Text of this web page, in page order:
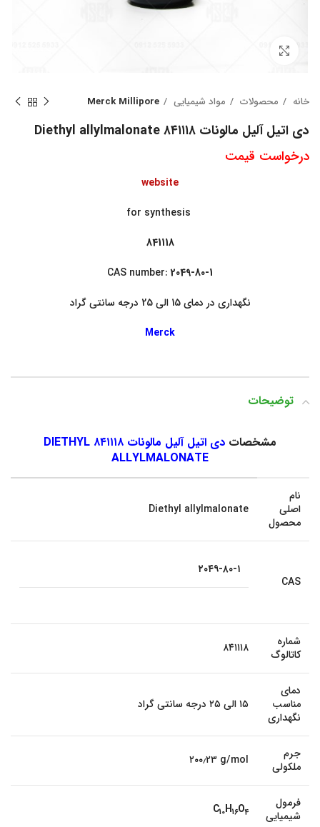
خانه محصولات مواد شیمیایی Merck Millipore
دی اتیل آلیل مالونات ۸۴۱۱۱۸ Diethyl allylmalonate
درخواست قیمت
website
841118
CAS number:2049-80-1
نگهداری در دمای 15 الی 25 درجه سانتی گراد
Merck
توضیحات
مشخصات
دی اتیل آلیل مالونات ۸۴۱۱۱۸ DIETHYL
ALLYLMALONATE
نام
اصلی
محصول
Diethyl allylmalonate
CAS
۲۰۴۹-۸۰-۱
شماره
کاتالوگ
۸۴۱۱۱۸
دمای
مناسب
نگهداری
۱۵ الی ۲۵ درجه سانتی گراد
جرم
ملکولی
۲۰۰٫۲۳ g/mol
فرمول
شیمیایی
C10H16O4